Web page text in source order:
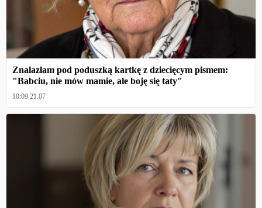
Znalazłam pod poduszką kartkę z dziecięcym pismem:
"Babciu, nie mów mamie, ale boję się taty"
10:09 21.07